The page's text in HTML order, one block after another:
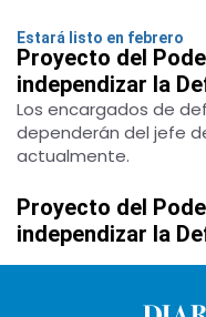
Estará listo en febrero
Proyecto del
independizar la
Los encargados de
dependerán del jefe
actualmente.
Proyecto del
independizar la